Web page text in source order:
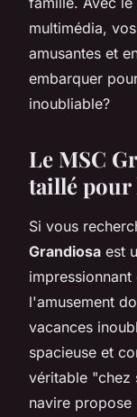
multimédia,
amusantes et
embarquer
inoubliable?
Le MSC
taillé pour
Si vous
Grandiosa est
l'amusement
vacances
spacieuse et
véritable "chez
navire propose